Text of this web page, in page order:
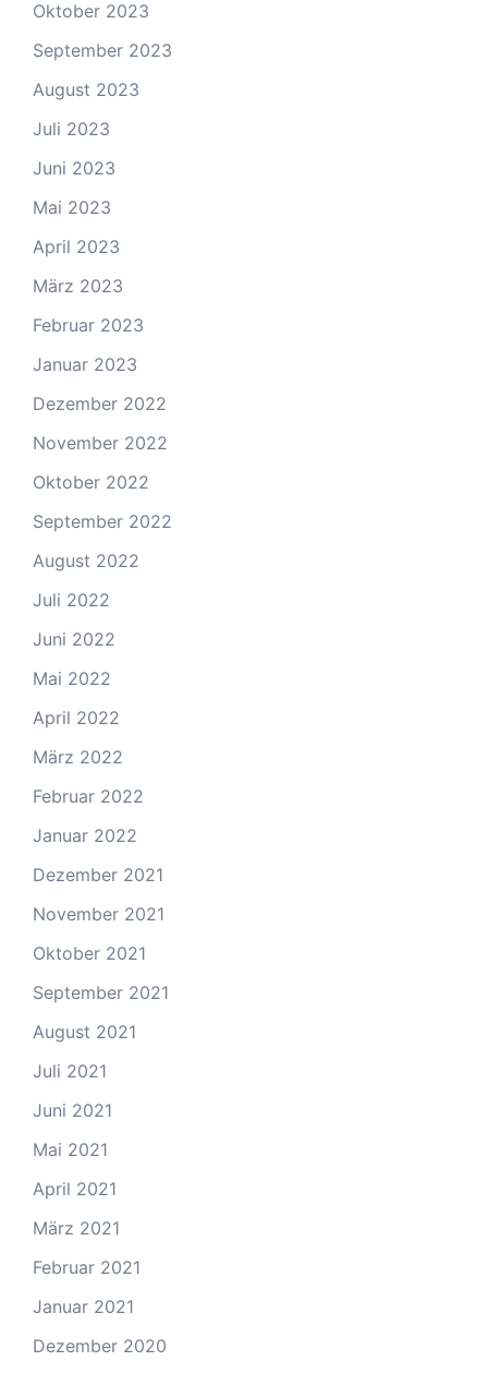
Oktober 2023
September 2023
August 2023
Juli 2023
Juni 2023
Mai 2023
April 2023
März 2023
Februar 2023
Januar 2023
Dezember 2022
November 2022
Oktober 2022
September 2022
August 2022
Juli 2022
Juni 2022
Mai 2022
April 2022
März 2022
Februar 2022
Januar 2022
Dezember 2021
November 2021
Oktober 2021
September 2021
August 2021
Juli 2021
Juni 2021
Mai 2021
April 2021
März 2021
Februar 2021
Januar 2021
Dezember 2020